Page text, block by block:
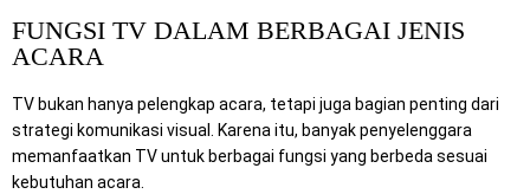
FUNGSI TV DALAM BERBAGAI JENIS
ACARA
TV bukan hanya pelengkap acara, tetapi juga bagian penting dari
strategi komunikasi visual. Karena itu, banyak penyelenggara
memanfaatkan TV untuk berbagai fungsi yang berbeda sesuai
kebutuhan acara.